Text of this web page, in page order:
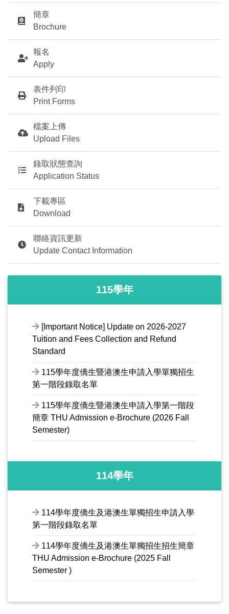
簡章
Brochure
報名
Apply
表件列印
Print Forms
檔案上傳
Upload Files
錄取狀態查詢
Application Status
下載專區
Download
聯絡資訊更新
Update Contact Information
115學年
[Important Notice] Update on 2026-2027
Tuition and Fees Collection and Refund
Standard
115學年度僑生暨港澳生申請入學單獨招生
第一階段錄取名單
115學年度僑生暨港澳生申請入學第一階段
簡章 THU Admission e-Brochure (2026 Fall
Semester)
114學年
114學年度僑生及港澳生單獨招生申請入學
第一階段錄取名單
114學年度僑生及港澳生單獨招生招生簡章
THU Admission e-Brochure (2025 Fall
Semester )